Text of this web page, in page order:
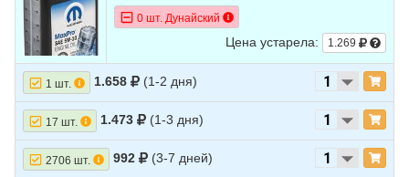
9 FORD EXPLORER 2022 V6 3.0L TURBO - Turbocharged
10 FORD
V6 3.3L HYBRID -
ELECTRIC/GAS
11 FORD
12 FORD EXPLORER 2021 V6 3.0L TURBO - Turbocharged
13 FORD EXPLORER 2021
0 шт. Дунайский
Цена устарела: 1.269
1 шт. 1.658 (1-2 дня)
17 шт. 1.473 (1-3 дня)
2706 шт. 992 (3-7 дней)